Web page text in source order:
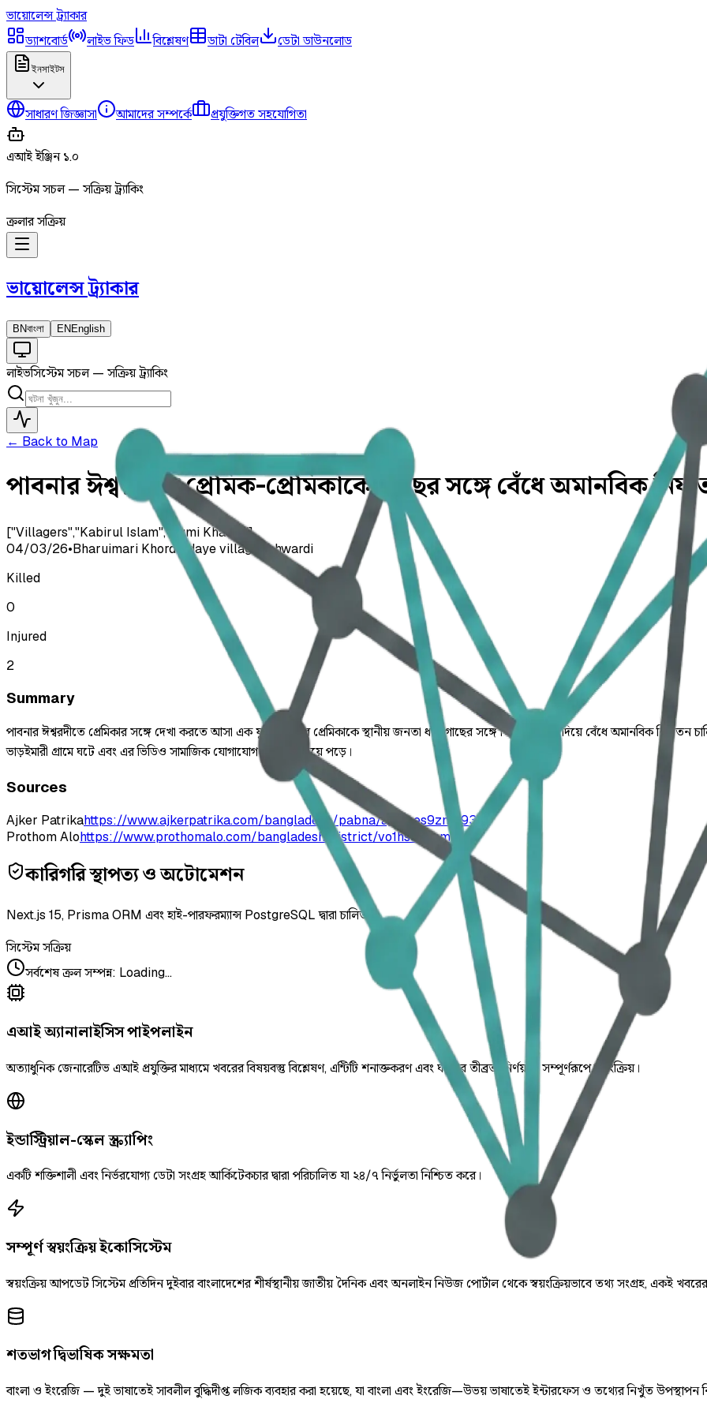
ভায়োলেন্সট্র্যাকার
ড্যাশবোর্ড
লাইভ ফিড বিশ্লেষণ ডাটা টেবিল ডেটা ডাউনলোড
ইনসাইটস
সাধারণ জিজ্ঞাসা আমাদের সম্পর্কে প্রযুক্তিগত সহযোগিতা
এআই ইঞ্জিন ১.০
সিস্টেম সচল — সক্রিয় ট্র্যাকিং
ক্রলার সক্রিয়
ভায়োলেন্সট্র্যাকার
BNবাংলা EN English
লাইভসিস্টেম সচল — সক্রিয় ট্র্যাকিং
← Back to Map
পাবনার ঈশ্বরদীতে প্রেমিক-প্রেমিকাকে গাছের সঙ্গে বেঁধে অমানবিক
["Villagers","Kabirul Islam","Sumi Khatun"]
04/03/26•Bharuimari Khorderdaye village, Ishwardi
Killed
0
Injured
2
Summary
পাবনার ঈশ্বরদীতে প্রেমিকার সঙ্গে দেখা করতে আসা এক যুবক ও তার প্রেমিকাকে স্থানীয় জনতা ধরে গাছের সঙ্গে শিকল ও রশি দিয়ে বেঁধে অমানবিক নির্যাতন
ভাড়ইমারী গ্রামে ঘটে এবং এর ভিডিও সামাজিক যোগাযোগ মাধ্যমে ছড়িয়ে পড়ে।
Sources
Ajker Patrikahttps://www.ajkerpatrika.com/bangladesh/pabna/ajpgoes9zmk93
Prothom Alohttps://www.prothomalo.com/bangladesh/district/vo1hs9kdem
কারিগরি স্থাপত্য ও অটোমেশন
Next.js 15, Prisma ORM এবং হাই-পারফরম্যান্স PostgreSQL দ্বারা চালিত।
সিস্টেম সক্রিয়
সর্বশেষ ক্রল সম্পন্ন: Loading...
এআই অ্যানালাইসিস পাইপলাইন
অত্যাধুনিক জেনারেটিভ এআই প্রযুক্তির মাধ্যমে খবরের বিষয়বস্তু বিশ্লেষণ, এন্টিটি শনাক্তকরণ এবং ঘটনার তীব্রতা নির্ণয় যা সম্পূর্ণরূপে স্বয়ংক্রিয়।
ইন্ডাস্ট্রিয়াল-স্কেল স্ক্র্যাপিং
একটি শক্তিশালী এবং নির্ভরযোগ্য ডেটা সংগ্রহ আর্কিটেকচার দ্বারা পরিচালিত যা ২৪/৭ নির্ভুলতা নিশ্চিত করে।
সম্পূর্ণ স্বয়ংক্রিয় ইকোসিস্টেম
স্বয়ংক্রিয় আপডেট সিস্টেম প্রতিদিন দুইবার বাংলাদেশের শীর্ষস্থানীয় জাতীয় দৈনিক এবং অনলাইন নিউজ পোর্টাল থেকে স্বয়ংক্রিয়ভাবে তথ্য সংগ্রহ, একই
শতভাগ দ্বিভাষিক সক্ষমতা
বাংলা ও ইংরেজি — দুই ভাষাতেই সাবলীল বুদ্ধিদীপ্ত লজিক ব্যবহার করা হয়েছে, যা বাংলা এবং ইংরেজি—উভয় ভাষাতেই ইন্টারফেস ও তথ্যের নিখুঁত উপস্থাপন